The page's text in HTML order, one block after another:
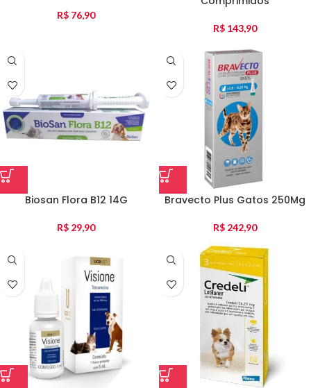
R$ 76,90
R$ 143,90
Biosan Flora B12 14G
R$ 29,90
Bravecto Plus Gatos 250Mg
R$ 242,90